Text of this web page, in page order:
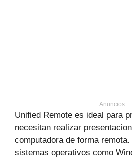
Anuncios
Unified Remote es ideal para
necesitan realizar
computadora de forma
sistemas operativos como